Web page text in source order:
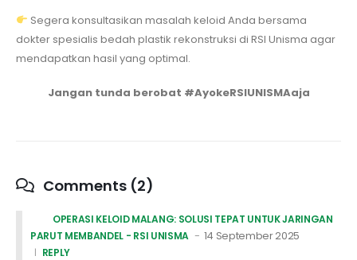
Segera konsultasikan masalah keloid Anda bersama
dokter spesialis bedah plastik rekonstruksi di RSI Unisma agar
mendapatkan hasil yang optimal.
Jangan tunda berobat #AyokeRSIUNISMAaja
Comments (2)
OPERASI KELOID MALANG: SOLUSI TEPAT UNTUK JARINGAN
PARUT MEMBANDEL - RSI UNISMA
14 September 2025
REPLY